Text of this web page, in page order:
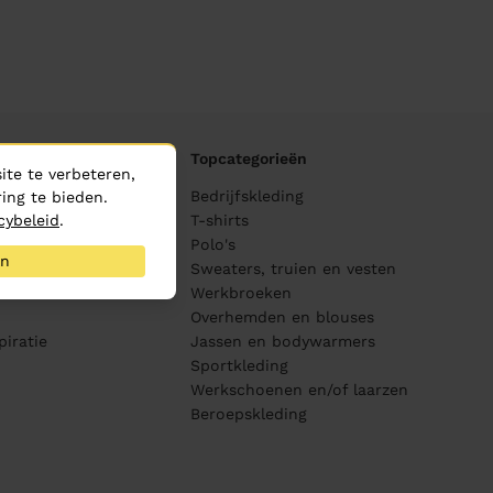
Topcategorieën
Bedrijfskleding
T-shirts
Polo's
Sweaters, truien en vesten
Werkbroeken
Overhemden en blouses
Jassen en bodywarmers
Sportkleding
Werkschoenen en/of laarzen
Beroepskleding
te verbeteren,
te bieden.
.